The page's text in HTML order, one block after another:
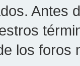
Antes
los foros